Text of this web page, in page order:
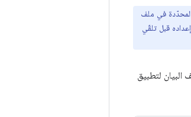
في ملف
قبل تلقّي
البيان لتطبيق